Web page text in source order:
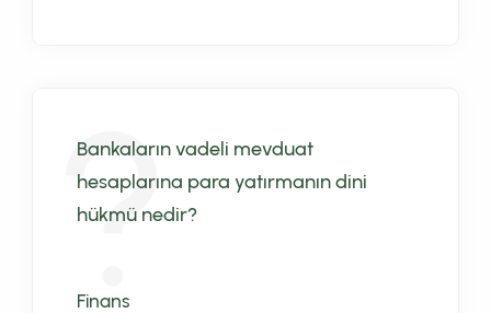
Bankaların vadeli mevduat
hesaplarına para yatırmanın dini
hükmü nedir?
Finans